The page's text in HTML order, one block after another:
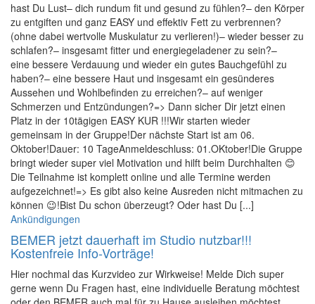
hast Du Lust– dich rundum fit und gesund zu fühlen?– den Körper
zu entgiften und ganz EASY und effektiv Fett zu verbrennen?
(ohne dabei wertvolle Muskulatur zu verlieren!)– wieder besser zu
schlafen?– insgesamt fitter und energiegeladener zu sein?–
eine bessere Verdauung und wieder ein gutes Bauchgefühl zu
haben?– eine bessere Haut und insgesamt ein gesünderes
Aussehen und Wohlbefinden zu erreichen?– auf weniger
Schmerzen und Entzündungen?=> Dann sicher Dir jetzt einen
Platz in der 10tägigen EASY KUR !!!Wir starten wieder
gemeinsam in der Gruppe!Der nächste Start ist am 06.
Oktober!Dauer: 10 TageAnmeldeschluss: 01.OKtober!Die Gruppe
bringt wieder super viel Motivation und hilft beim Durchhalten 😊
Die Teilnahme ist komplett online und alle Termine werden
aufgezeichnet!=> Es gibt also keine Ausreden nicht mitmachen zu
können 😉!Bist Du schon überzeugt? Oder hast Du [...]
Ankündigungen
BEMER jetzt dauerhaft im Studio nutzbar!!!
Kostenfreie Info-Vorträge!
Hier nochmal das Kurzvideo zur Wirkweise! Melde Dich super
gerne wenn Du Fragen hast, eine individuelle Beratung möchtest